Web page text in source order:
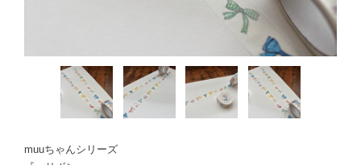
muuちゃんシリーズ